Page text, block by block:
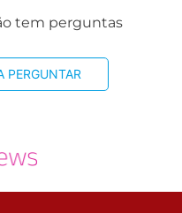
tem perguntas
PERGUNTAR